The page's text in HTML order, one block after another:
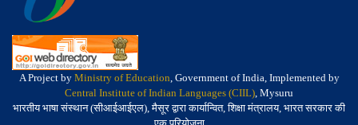
A Project by Ministry of Education, Government of India, Implemented by
Central Institute of Indian Languages (CIIL), Mysuru
भारतीय भाषा संस्थान (सीआईआईएल), मैसूर द्वारा कार्यान्वित, शिक्षा मंत्रालय, भारत सरकार की